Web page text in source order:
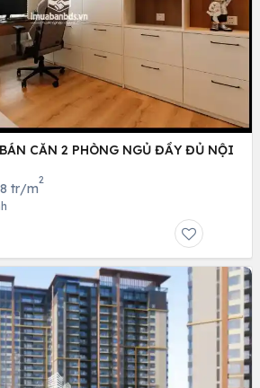
CĂN 2 PHÒNG NGỦ ĐẦY ĐỦ NỘI
tr/m
2